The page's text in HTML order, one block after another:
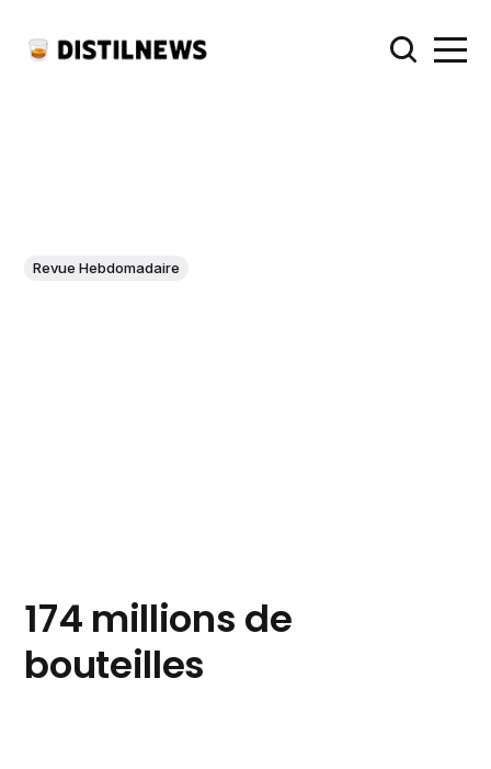
Revue Hebdomadaire
174 millions de
bouteilles